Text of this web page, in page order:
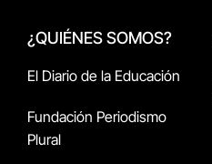
¿QUIÉNES SOMOS?
El Diario de la Educación
Fundación Periodismo
Plural